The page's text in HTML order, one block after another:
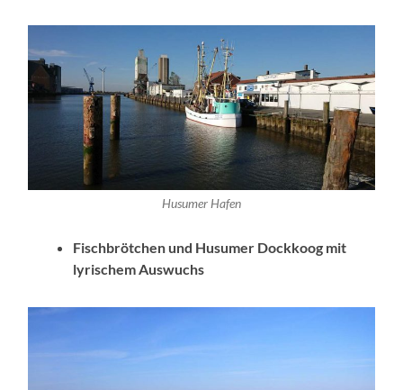
Husumer Hafen
Fischbrötchen und Husumer Dockkoog mit
lyrischem Auswuchs